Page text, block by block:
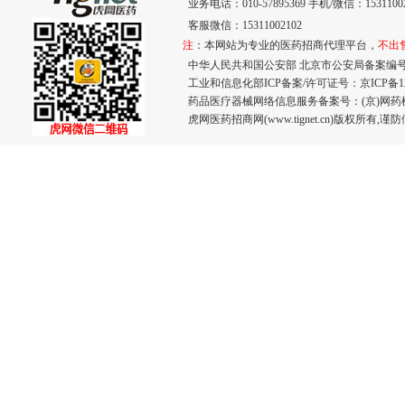
业务电话：010-57895369 手机/微信：
客服微信：15311002102
注 ：本网站为专业的医药招商代理平台， 不出
中华人民共和国公安部 北京市公安局备案编
工业和信息化部ICP备案/许可证号： 京ICP备
药品医疗器械网络信息服务备案号：(京)网药
虎网医药招商网(www.tignet.cn)版权所有,谨防